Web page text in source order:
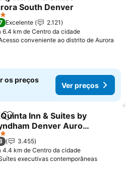
Adicionar aos favoritos
South Denver
Excelente
2.121
6.4 km de Centro da cidade
conveniente ao distrito de Aurora
os preços
Ver preços
Adicionar aos favoritos
Inn & Suites by
Denver Aurora
3.455
4.4 km de Centro da cidade
executivas contemporâneas